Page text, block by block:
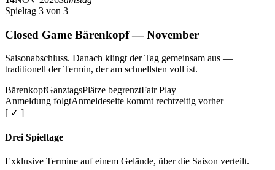
Spieltag 3 von 3
Closed Game Bärenkopf — November
Saisonabschluss. Danach klingt der Tag gemeinsam aus —
traditionell der Termin, der am schnellsten voll ist.
BärenkopfGanztagsPlätze begrenztFair Play
Anmeldung folgtAnmeldeseite kommt rechtzeitig vorher
[ ✓ ]
Drei Spieltage
Exklusive Termine auf einem Gelände, über die Saison verteilt.